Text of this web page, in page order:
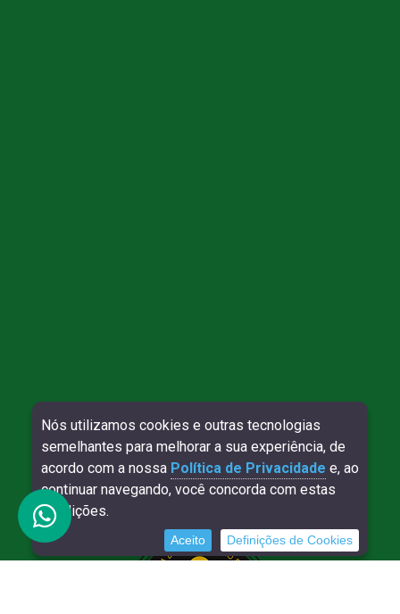
Direitos reservados à Willy Contábil - 2026
DESENVOLVIMENTO: SITE VERIFICADO:
Nós utilizamos cookies e outras tecnologias
semelhantes para melhorar a sua experiência, de
acordo com a nossa Política de Privacidade e, ao
continuar navegando, você concorda com estas
condições.
Aceito Definições de Cookies